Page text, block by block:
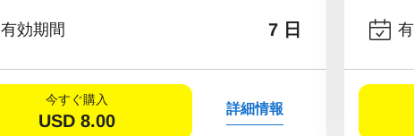
有効期間 7 日
今すぐ購入
USD 8.00
詳細情報